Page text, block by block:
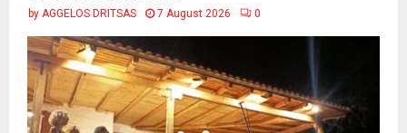
by AGGELOS DRITSAS 7 August 2026 0